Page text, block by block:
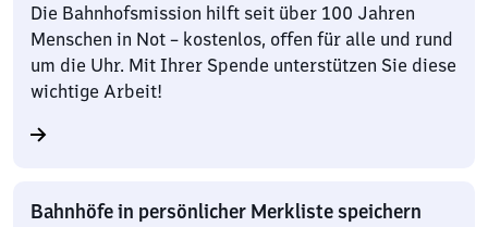
Die Bahnhofsmission hilft seit über 100 Jahren
Menschen in Not – kostenlos, offen für alle und rund
um die Uhr. Mit Ihrer Spende unterstützen Sie diese
wichtige Arbeit!
Bahnhöfe in persönlicher Merkliste speichern